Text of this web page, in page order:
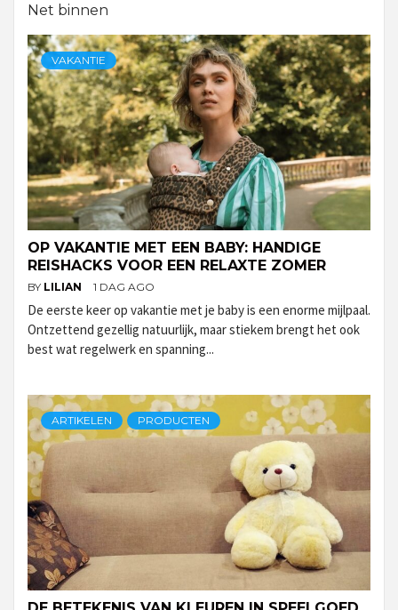
Net binnen
VAKANTIE
OP VAKANTIE MET EEN BABY: HANDIGE
REISHACKS VOOR EEN RELAXTE ZOMER
BY LILIAN 1 DAG AGO
De eerste keer op vakantie met je baby is een enorme mijlpaal.
Ontzettend gezellig natuurlijk, maar stiekem brengt het ook
best wat regelwerk en spanning...
ARTIKELEN PRODUCTEN